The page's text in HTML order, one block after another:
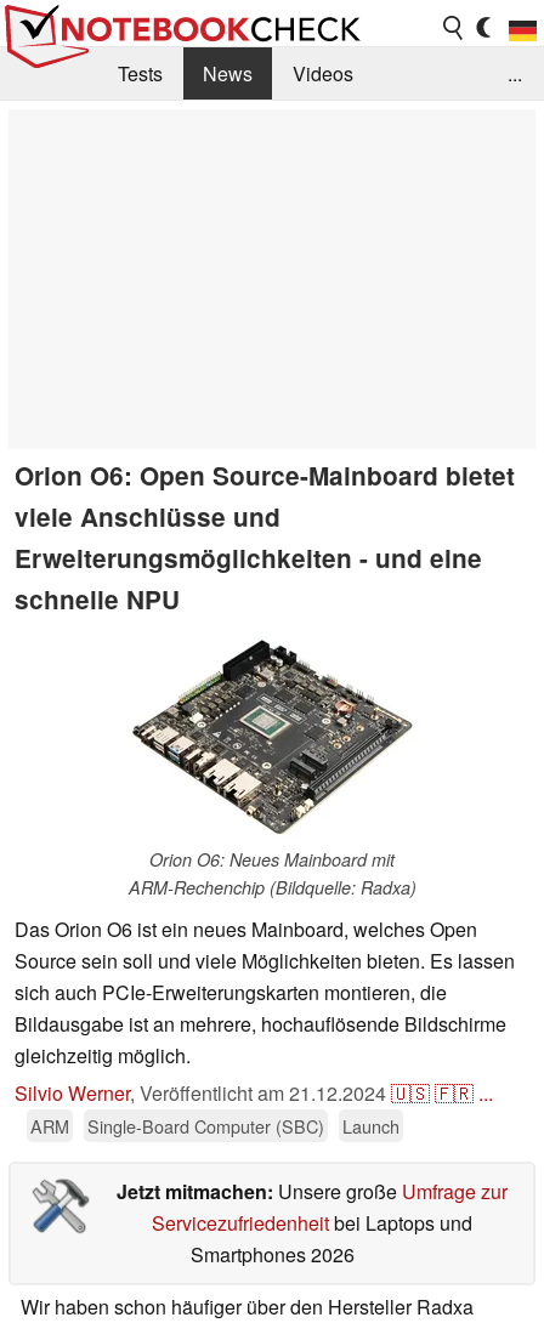
Tests News
Videos
...
Orion O6: Open Source-Mainboard bietet
viele Anschlüsse und
Erweiterungsmöglichkeiten - und eine
schnelle NPU
Orion O6: Neues Mainboard mit
ARM-Rechenchip (Bildquelle: Radxa)
Das Orion O6 ist ein neues Mainboard, welches Open
Source sein soll und viele Möglichkeiten bieten. Es lassen
sich auch PCIe-Erweiterungskarten montieren, die
Bildausgabe ist an mehrere, hochauflösende Bildschirme
gleichzeitig möglich.
Silvio Werner, Veröffentlicht am21.12.2024🇺🇸🇫🇷 ...
ARM Single-Board Computer (SBC) Launch
Jetzt mitmachen: Unsere große Umfrage zur
Servicezufriedenheitbei Laptops und
Smartphones 2026
Wir haben schon häufiger über den Hersteller Radxa